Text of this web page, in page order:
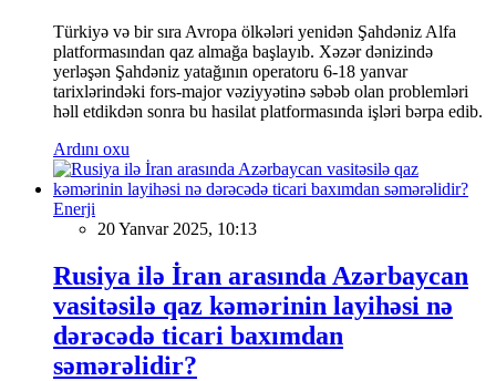
Türkiyə və bir sıra Avropa ölkələri yenidən Şahdəniz Alfa
platformasından qaz almağa başlayıb. Xəzər dənizində
yerləşən Şahdəniz yatağının operatoru 6-18 yanvar
tarixlərindəki fors-major vəziyyətinə səbəb olan problemləri
həll etdikdən sonra bu hasilat platformasında işləri bərpa edib.
Ardını oxu
Enerji
20 Yanvar 2025, 10:13
Rusiya ilə İran arasında Azərbaycan
vasitəsilə qaz kəmərinin layihəsi nə
dərəcədə ticari baxımdan
səmərəlidir?